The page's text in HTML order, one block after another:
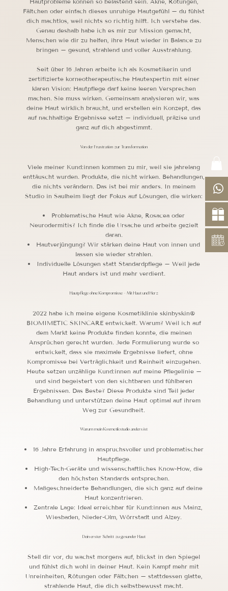
Fältchen oder einfach dieses unruhige Hautgefühl – du fühlst
dich machtlos, weil nichts so richtig hilft. Ich verstehe das.
Genau deshalb habe ich es mir zur Mission gemacht,
Menschen wie dir zu helfen, ihre Haut wieder in Balance zu
bringen – gesund, strahlend und voller Ausstrahlung.
Seit über 16 Jahren arbeite ich als Kosmetikerin und
zertifizierte korneotherapeutische Hautexpertin mit einer
klaren Vision: Hautpflege darf keine leeren Versprechen
machen. Sie muss wirken. Gemeinsam analysieren wir, was
deine Haut wirklich braucht, und erstellen ein Konzept, das
auf nachhaltige Ergebnisse setzt – individuell, präzise und
ganz auf dich abgestimmt.
Von der Frustration zur Transformation
Viele meiner Kund:innen kommen zu mir, weil sie jahrelang
enttäuscht wurden. Produkte, die nicht wirken. Behandlungen,
die nichts verändern. Das ist bei mir anders. In meinem
Studio in Saulheim liegt der Fokus auf Lösungen, die wirken:
Problematische Haut wie Akne, Rosacea oder
Neurodermitis? Ich finde die Ursache und arbeite gezielt
daran.
Hautverjüngung? Wir stärken deine Haut von innen und
lassen sie wieder strahlen.
Individuelle Lösungen statt Standardpflege – Weil jede
Haut anders ist und mehr verdient.
Hautpflege ohne Kompromisse - Mit Haut und Herz
2022 habe ich meine eigene Kosmetiklinie skinbyskin®
BIOMIMETIC SKINCARE entwickelt. Warum? Weil ich auf
dem Markt keine Produkte finden konnte, die meinen
Ansprüchen gerecht wurden. Jede Formulierung wurde so
entwickelt, dass sie maximale Ergebnisse liefert, ohne
Kompromisse bei Verträglichkeit und Reinheit einzugehen.
Heute setzen unzählige Kund:innen auf meine Pflegelinie –
und sind begeistert von den sichtbaren und fühlbaren
Ergebnissen. Das Beste? Diese Produkte sind Teil jeder
Behandlung und unterstützen deine Haut optimal auf ihrem
Weg zur Gesundheit.
Warum mein Kosmetikstudio anders ist
16 Jahre Erfahrung in anspruchsvoller und problematischer
Hautpflege.
High-Tech-Geräte und wissenschaftliches Know-How, die
den höchsten Standards entsprechen.
Maßgeschneiderte Behandlungen, die sich ganz auf deine
Haut konzentrieren.
Zentrale Lage: Ideal erreichbar für Kund:innen aus Mainz,
Wiesbaden, Nieder-Olm, Wörrstadt und Alzey.
Dein erster Schritt zu gesunder Haut
Stell dir vor, du wachst morgens auf, blickst in den Spiegel
und fühlst dich wohl in deiner Haut. Kein Kampf mehr mit
Unreinheiten, Rötungen oder Fältchen – stattdessen glatte,
strahlende Haut, die dich selbstbewusst macht.